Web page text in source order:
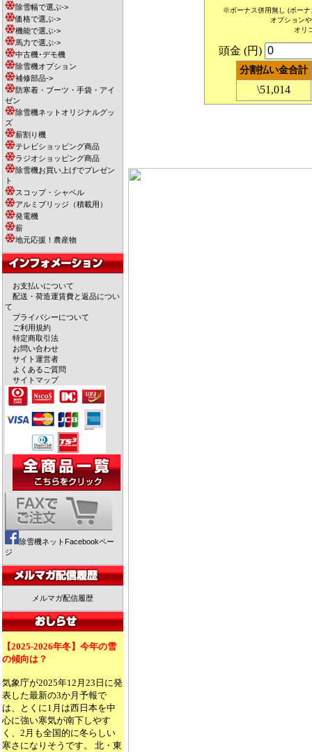
除雪幅で選ぶ->
価格で選ぶ->
機能で選ぶ->
馬力で選ぶ->
中古機･デモ機
除雪機オプション
補修部品->
防寒着・ブーツ・手袋・アイ
ゼン
除雪機ネットオリジナルグッ
ズ
薪割り機
テレビショッピング商品
ラジオショッピング商品
除雪機お買い上げでプレゼン
ト
スコップ・シャベル
アルミブリッジ（積載用）
発電機
薪
地元応援！農産物
お支払いについて
配送・荷造運賃費と返品につい
て
プライバシーについて
ご利用規約
特定商取引法
お問い合わせ
サイト運営者
よくあるご質問
サイトマップ
除雪機ネットFacebookペー
ジ
メルマガ配信履歴
【2025-2026年冬】今年の雪
の傾向は？
気象庁が2025年12月23日に発
表した最新の3か月予報で
は、とくに1月は西日本を中
心に強い寒気が南下しやす
く、2月も全国的に冬らしい
寒さになりそうです。 北・東
※ボーナス併用無し (ボーナ
オプション
オリ
頭金 (円)
分割払い金合計
\51,014